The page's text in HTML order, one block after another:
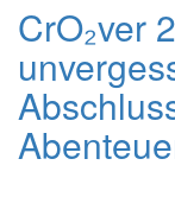
CrO₂ver